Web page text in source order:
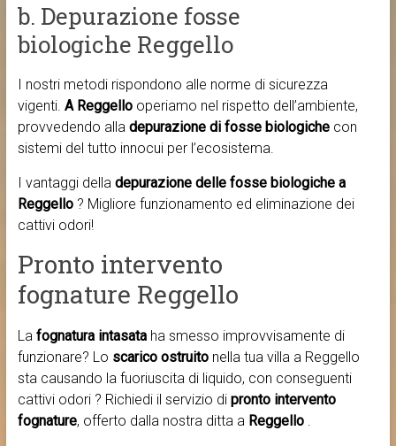
b. Depurazione fosse
biologiche Reggello
I nostri metodi rispondono alle norme di sicurezza
vigenti. A Reggello operiamo nel rispetto dell’ambiente,
provvedendo alla depurazione di fosse biologichecon
sistemi del tutto innocui per l’ecosistema.
I vantaggi della depurazione delle fosse biologiche a
Reggello ? Migliore funzionamento ed eliminazione dei
cattivi odori!
Pronto intervento
fognature Reggello
La fognatura intasataha smesso improvvisamente di
funzionare? Lo scarico ostruitonella tua villa a Reggello
sta causando la fuoriuscita di liquido, con conseguenti
cattivi odori ? Richiedi il servizio di pronto intervento
fognature, offerto dalla nostra ditta a Reggello .